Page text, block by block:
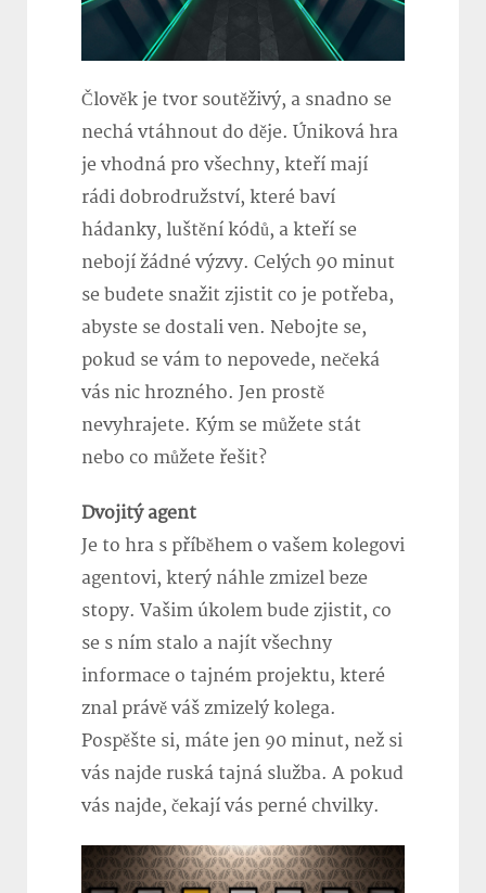
Člověk je tvor soutěživý, a snadno se
nechá vtáhnout do děje. Úniková hra
je vhodná pro všechny, kteří mají
rádi dobrodružství, které baví
hádanky, luštění kódů, a kteří se
nebojí žádné výzvy. Celých 90 minut
se budete snažit zjistit co je potřeba,
abyste se dostali ven. Nebojte se,
pokud se vám to nepovede, nečeká
vás nic hrozného. Jen prostě
nevyhrajete. Kým se můžete stát
nebo co můžete řešit?
Dvojitý agent
Je to hra s příběhem o vašem kolegovi
agentovi, který náhle zmizel beze
stopy. Vašim úkolem bude zjistit, co
se s ním stalo a najít všechny
informace o tajném projektu, které
znal právě váš zmizelý kolega.
Pospěšte si, máte jen 90 minut, než si
vás najde ruská tajná služba. A pokud
vás najde, čekají vás perné chvilky.